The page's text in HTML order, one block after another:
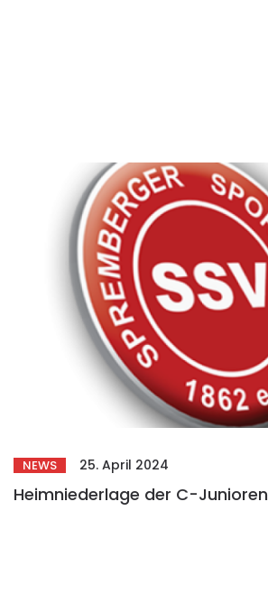
NEWS 25. April 2024
Heimniederlage der C-Junioren